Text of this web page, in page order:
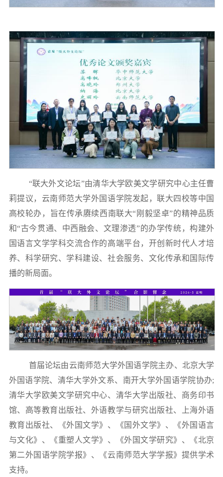
“联大外文论坛”由清华大学欧美文学研究中心主任曹
莉提议，云南师范大学外国语学院发起，联大四校等中国
高校轮办，旨在传承赓续西南联大“刚毅坚卓”的精神品质
和“古今贯通、中西融会、文理渗透”的办学传统，构建外
国语言文学学科交流合作的高端平台，开创新时代人才培
养、科学研究、学科建设、社会服务、文化传承和国际传
播的新局面。
首届论坛由云南师范大学外国语学院主办、北京大学
外国语学院、清华大学外文系、南开大学外国语学院协办;
清华大学欧美文学研究中心、清华大学出版社、商务印书
馆、高等教育出版社、外语教学与研究出版社、上海外语
教育出版社、《外国文学》、《国外文学》、《外国语言
与文化》、《重塑人文学》、《外国文学研究》、《北京
第二外国语学院学报》、《云南师范大学学报》提供学术
支持。